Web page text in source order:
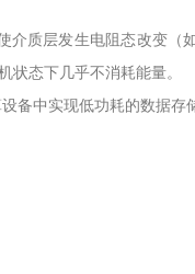
质层发生电阻态改变（
态下几乎不消耗能量。
备中实现低功耗的数据存